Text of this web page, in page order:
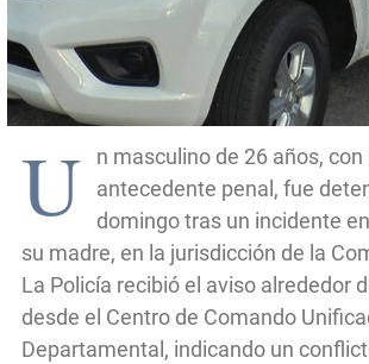
U
n masculino de 26 años, con
antecedente penal, fue
domingo tras un incidente
su madre, en la jurisdicción de la
La Policía recibió el aviso alrededor
desde el Centro de Comando
Departamental, indicando un